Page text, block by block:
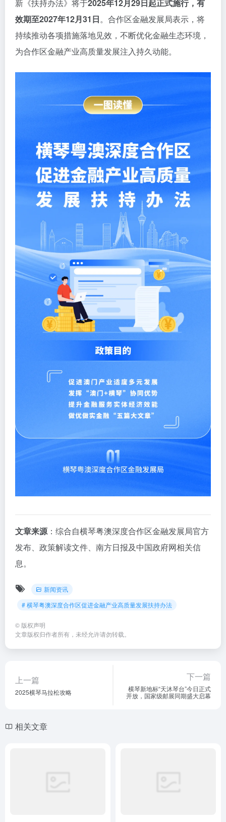
新《扶持办法》将于2025年12月29日起正式施行，有
效期至2027年12月31日。合作区金融发展局表示，将
持续推动各项措施落地见效，不断优化金融生态环境，
为合作区金融产业高质量发展注入持久动能。
文章来源：综合自横琴粤澳深度合作区金融发展局官方
发布、政策解读文件、南方日报及中国政府网相关信
息。
新闻资讯
# 横琴粤澳深度合作区促进金融产业高质量发展扶持办法
© 版权声明
文章版权归作者所有，未经允许请勿转载。
上一篇
2025横琴马拉松攻略
下一篇
横琴新地标“天沐琴台”今日正式
开放，国家级邮展同期盛大启幕
相关文章